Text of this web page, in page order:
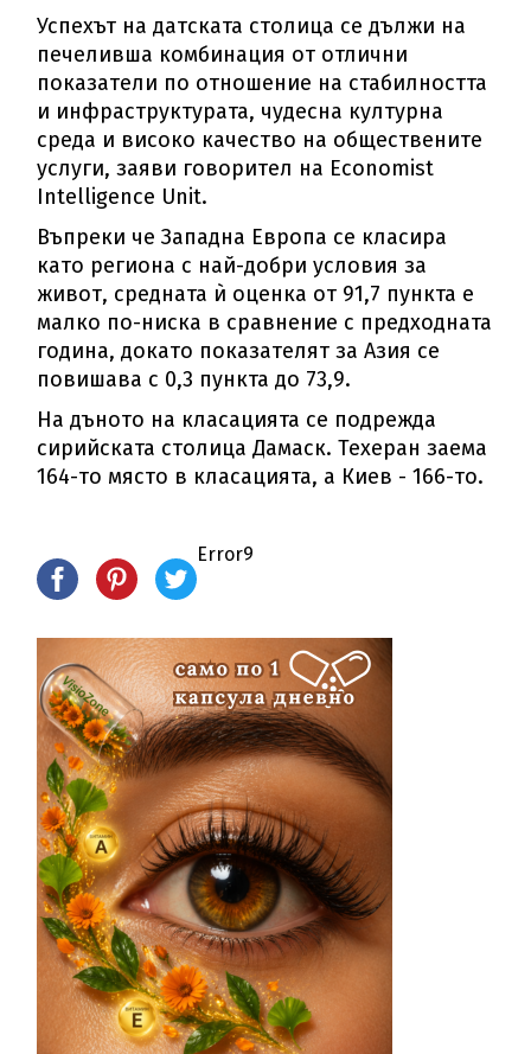
Успехът на датската столица се дължи на
печеливша комбинация от отлични
показатели по отношение на стабилността
и инфраструктурата, чудесна културна
среда и високо качество на обществените
услуги, заяви говорител на Economist
Intelligence Unit.
Въпреки че Западна Европа се класира
като региона с най-добри условия за
живот, средната ѝ оценка от 91,7 пункта е
малко по-ниска в сравнение с предходната
година, докато показателят за Азия се
повишава с 0,3 пункта до 73,9.
На дъното на класацията се подрежда
сирийската столица Дамаск. Техеран заема
164-то място в класацията, а Киев - 166-то.
Error9